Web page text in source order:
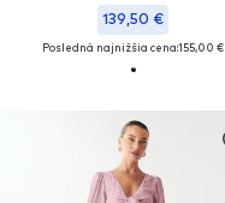
139,50 €
Posledná najnižšia cena:155,00 €